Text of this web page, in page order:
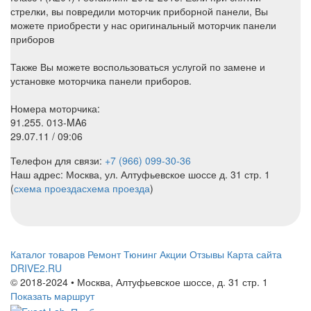
стрелки, вы повредили моторчик приборной панели, Вы
можете приобрести у нас оригинальный моторчик панели
приборов
Также Вы можете воспользоваться услугой по замене и
установке моторчика панели приборов.
Номера моторчика:
91.255. 013-MA6
29.07.11 / 09:06
Телефон для связи: +7 (966) 099-30-36
Наш адрес: Москва, ул. Алтуфьевское шоссе д. 31 стр. 1
(схема проездасхема проезда)
Каталог товаров Ремонт Тюнинг Акции Отзывы Карта сайта
DRIVE2.RU
© 2018-2024 • Москва, Алтуфьевское шоссе, д. 31 стр. 1
Показать маршрут